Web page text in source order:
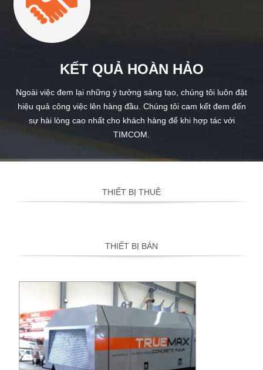
KẾT QUẢ HOÀN HẢO
Ngoài việc đem lại những ý tưởng sáng tạo, chúng tôi luôn đặt
hiệu quả công việc lên hàng đầu. Chúng tôi cam kết đem đến
sự hài lòng cao nhất cho khách hàng để khi hợp tác với
TIMCOM.
THIẾT BỊ THUÊ
THIẾT BỊ BÁN